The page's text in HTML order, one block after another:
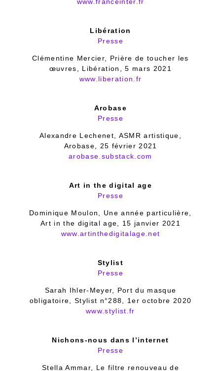
Libération
Presse
Clémentine Mercier, Prière de toucher les
œuvres, Libération, 5 mars 2021
www.liberation.fr
Arobase
Presse
Alexandre Lechenet, ASMR artistique,
Arobase, 25 février 2021
arobase.substack.com
Art in the digital age
Presse
Dominique Moulon, Une année particulière,
Art in the digital age, 15 janvier 2021
www.artinthedigitalage.net
Stylist
Presse
Sarah Ihler-Meyer, Port du masque
obligatoire, Stylist n°288, 1er octobre 2020
www.stylist.fr
Nichons-nous dans l’internet
Presse
Stella Ammar, Le filtre renouveau de